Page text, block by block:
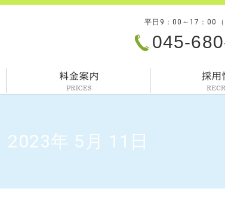
平日9：00～17：00（
045-
2023年 5月 11日